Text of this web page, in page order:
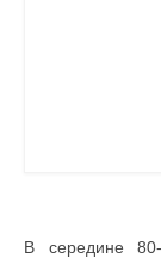
В середине